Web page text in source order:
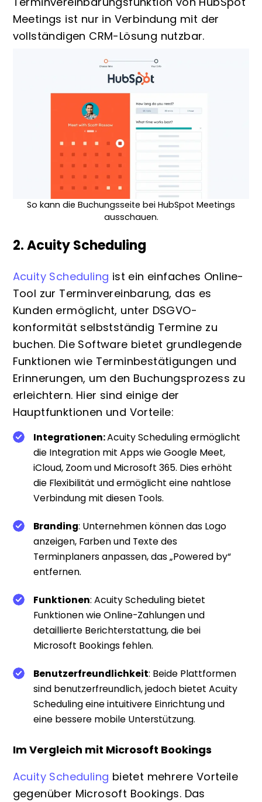
Meetings ist nur in Verbindung mit der
vollständigen CRM-Lösung nutzbar.
So kann die Buchungsseite bei HubSpot Meetings
ausschauen.
2. Acuity Scheduling
Acuity Scheduling ist ein einfaches Online-
Tool zur Terminvereinbarung, das es
Kunden ermöglicht, unter DSGVO-
konformität selbstständig Termine zu
buchen. Die Software bietet grundlegende
Funktionen wie Terminbestätigungen und
Erinnerungen, um den Buchungsprozess zu
erleichtern. Hier sind einige der
Hauptfunktionen und Vorteile:
Integrationen:Acuity Scheduling ermöglicht
die Integration mit Apps wie Google Meet,
iCloud, Zoom und Microsoft 365. Dies erhöht
die Flexibilität und ermöglicht eine nahtlose
Verbindung mit diesen Tools.
Branding: Unternehmen können das Logo
anzeigen, Farben und Texte des
Terminplaners anpassen, das „Powered by“
entfernen.
Funktionen: Acuity Scheduling bietet
Funktionen wie Online-Zahlungen und
detaillierte Berichterstattung, die bei
Microsoft Bookings fehlen.
Benutzerfreundlichkeit: Beide Plattformen
sind benutzerfreundlich, jedoch bietet Acuity
Scheduling eine intuitivere Einrichtung und
eine bessere mobile Unterstützung.
Im Vergleich mit Microsoft Bookings
Acuity Scheduling bietet mehrere Vorteile
gegenüber Microsoft Bookings. Das